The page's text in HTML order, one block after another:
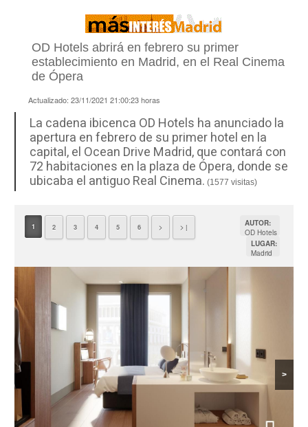
OD Hotels abrirá en febrero su primer
establecimiento en Madrid, en el Real Cinema
de Ópera
Actualizado: 23/11/2021 21:00:23horas
La cadena ibicenca OD Hotels ha anunciado la
apertura en febrero de su primer hotel en la
capital, el Ocean Drive Madrid, que contará con
72 habitaciones en la plaza de Ópera, donde se
ubicaba el antiguo Real Cinema. (1577 visitas)
1 2 3 4 5 6 > > |
AUTOR:
OD Hotels
LUGAR:
Madrid
>